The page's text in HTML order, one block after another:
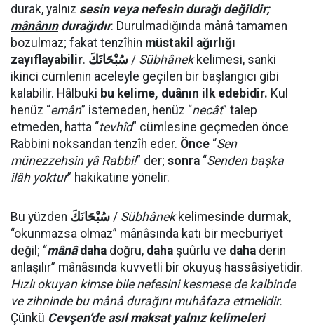
durak, yalnız sesin veya nefesin durağı değildir;
mânânındurağıdır. Durulmadığında mânâ tamamen
bozulmaz; fakat tenzîhin müstakil ağırlığı
zayıflayabilir. سُبْحَانَكَ / Sübhânekkelimesi, sanki
ikinci cümlenin aceleyle geçilen bir başlangıcı gibi
kalabilir. Hâlbuki bu kelime, duânın ilk edebidir. Kul
henüz “emân” istemeden, henüz “necât” talep
etmeden, hatta “tevhîd” cümlesine geçmeden önce
Rabbini noksandan tenzîh eder. Önce “Sen
münezzehsin yâ Rabbi!” der; sonra “Senden başka
ilâh yoktur” hakikatine yönelir.
Bu yüzden سُبْحَانَكَ / Sübhânekkelimesinde durmak,
“okunmazsa olmaz” mânâsında katı bir mecburiyet
değil; “mânâ daha doğru, daha şuûrlu ve daha derin
anlaşılır” mânâsında kuvvetli bir okuyuş hassâsiyetidir.
Hızlı okuyan kimse bile nefesini kesmese de kalbinde
ve zihninde bu mânâ durağını muhâfaza etmelidir.
Çünkü Cevşen’de asıl maksat yalnız kelimeleri